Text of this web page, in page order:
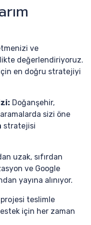
ve
değerlendiriyoruz.
en doğru stratejiyi
Doğanşehir,
sizi öne
stratejisi
uzak, sıfırdan
ve Google
yayına alınıyor.
projesi teslimle
için her zaman